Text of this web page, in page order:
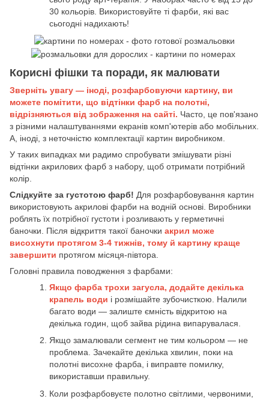
30 кольорів. Використовуйте ті фарби, які вас
сьогодні надихають!
Корисні фішки та поради, як малювати
Зверніть увагу — іноді, розфарбовуючи картину, ви
можете помітити, що відтінки фарб на полотні,
відрізняються від зображення на сайті. Часто, це пов'язано
з різними налаштуваннями екранів комп'ютерів або мобільних.
А, іноді, з неточністю комплектації картин виробником.
У таких випадках ми радимо спробувати змішувати різні
відтінки акрилових фарб з набору, щоб отримати потрібний
колір.
Слідкуйте за густотою фарб! Для розфарбовування картин
використовують акрилові фарби на водній основі. Виробники
роблять їх потрібної густоти і розливають у герметичні
баночки. Після відкриття такої баночки акрил може
висохнути протягом 3-4 тижнів, тому й картину краще
завершити протягом місяця-півтора.
Головні правила поводження з фарбами:
Якщо фарба трохи загусла, додайте декілька
крапель води і розмішайте зубочисткою. Налили
багато води — залиште ємність відкритою на
декілька годин, щоб зайва рідина випарувалася.
Якщо замалювали сегмент не тим кольором — не
проблема. Зачекайте декілька хвилин, поки на
полотні висохне фарба, і виправте помилку,
використавши правильну.
Коли розфарбовуєте полотно світлими, червоними,